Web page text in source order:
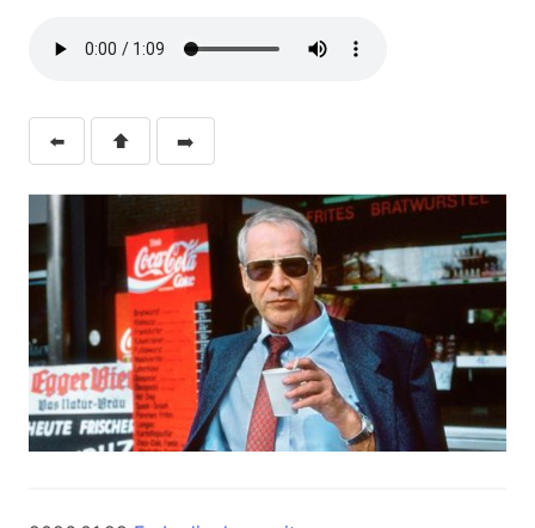
⬅️ ⬆️ ➡️